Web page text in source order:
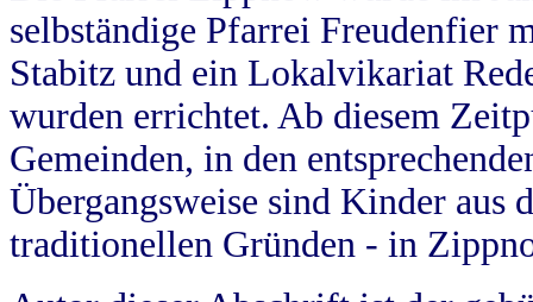
selbständige Pfarrei Freudenfier
Stabitz und ein Lokalvikariat
wurden errichtet. Ab diesem
Gemeinden, in den
Übergangsweise sind Kinder aus
traditionellen Gründen - in